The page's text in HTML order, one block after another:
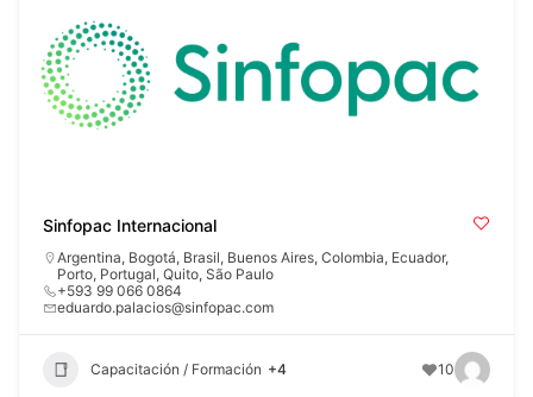
Sinfopac Internacional
Argentina, Bogotá, Brasil, Buenos Aires, Colombia, Ecuador,
Porto, Portugal, Quito, São Paulo
+593 99 066 0864
eduardo.palacios@sinfopac.com
Capacitación / Formación +4 10